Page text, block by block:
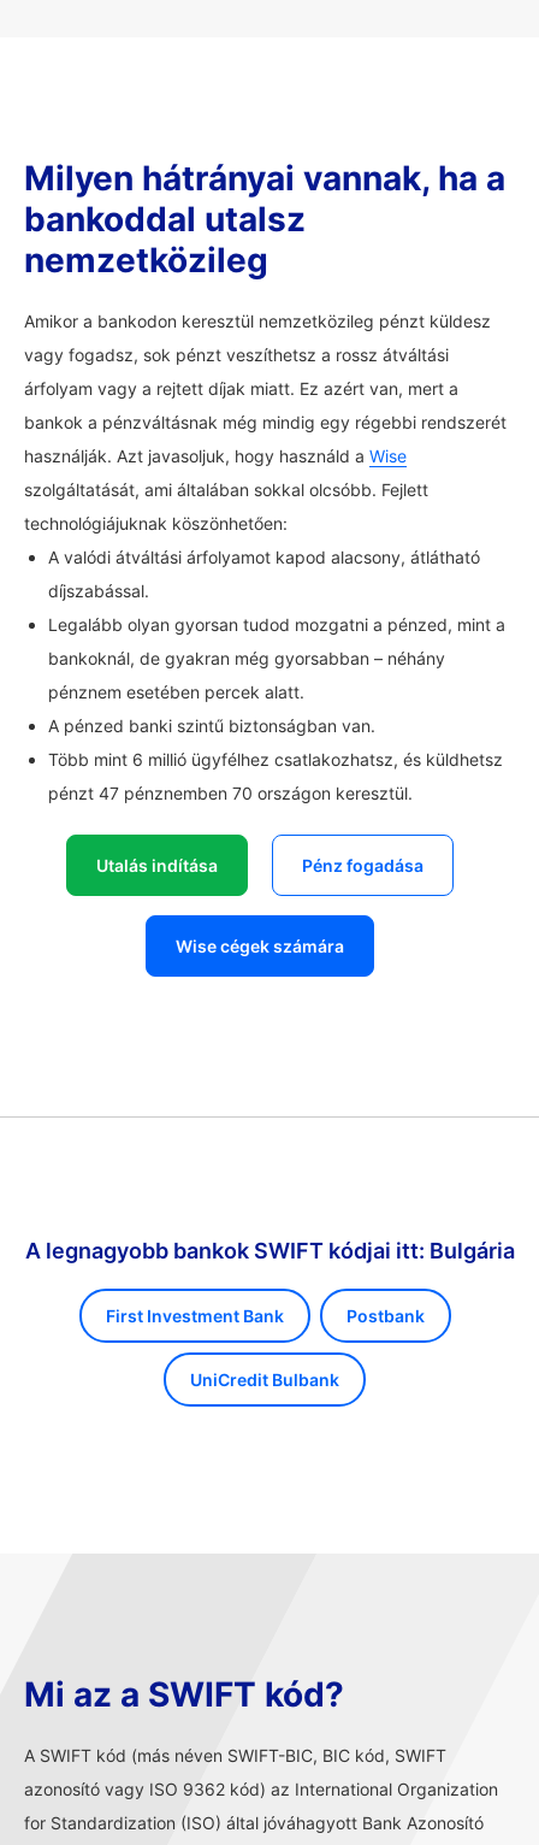
Milyen hátrányai vannak, ha a
bankoddal utalsz
nemzetközileg
Amikor a bankodon keresztül nemzetközileg pénzt küldesz
vagy fogadsz, sok pénzt veszíthetsz a rossz átváltási
árfolyam vagy a rejtett díjak miatt. Ez azért van, mert a
bankok a pénzváltásnak még mindig egy régebbi rendszerét
használják. Azt javasoljuk, hogy használd a Wise
szolgáltatását, ami általában sokkal olcsóbb. Fejlett
technológiájuknak köszönhetően:
A valódi átváltási árfolyamot kapod alacsony, átlátható
díjszabással.
Legalább olyan gyorsan tudod mozgatni a pénzed, mint a
bankoknál, de gyakran még gyorsabban – néhány
pénznem esetében percek alatt.
A pénzed banki szintű biztonságban van.
Több mint 6 millió ügyfélhez csatlakozhatsz, és küldhetsz
pénzt 47 pénznemben 70 országon keresztül.
Utalás indítása Pénz fogadása
Wise cégek számára
A legnagyobb bankok SWIFT kódjai itt: Bulgária
First Investment Bank Postbank
UniCredit Bulbank
Mi az a SWIFT kód?
A SWIFT kód (más néven SWIFT-BIC, BIC kód, SWIFT
azonosító vagy ISO 9362 kód) az International Organization
for Standardization (ISO) által jóváhagyott Bank Azonosító